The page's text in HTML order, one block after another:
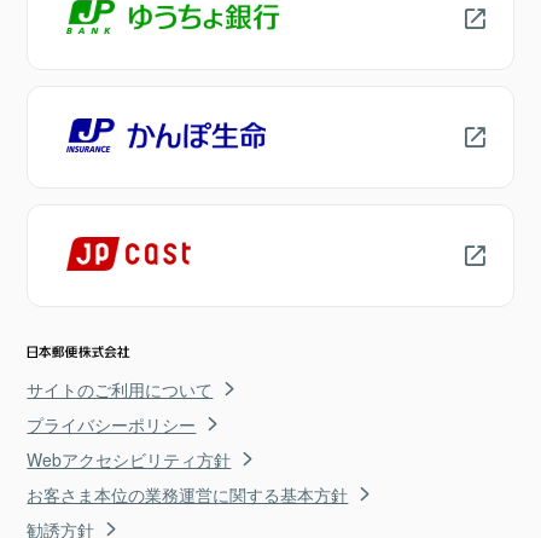
サイトのご利用について
プライバシーポリシー
Webアクセシビリティ方針
お客さま本位の業務運営に関する基本方針
勧誘方針